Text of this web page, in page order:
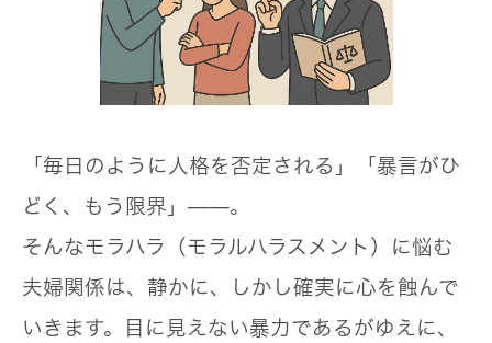
「毎日のように人格を否定される」「暴言がひ
どく、もう限界」——。
そんなモラハラ（モラルハラスメント）に悩む
夫婦関係は、静かに、しかし確実に心を蝕んで
いきます。目に見えない暴力であるがゆえに、